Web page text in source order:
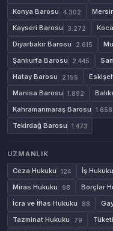
Konya Barosu 4.302
Kayseri Barosu 3.272
Diyarbakır Barosu 2.615
Şanlıurfa Barosu 2.445
Hatay Barosu 2.155
Manisa Barosu 1.892
Kahramanmaraş Barosu 1.658
Tekirdağ Barosu 1.473
UZMANLIK
Ceza Hukuku
124 İş Hukuku
Miras Hukuku 98 Borçlar
İcra ve İflas Hukuku 88
Tazminat Hukuku 79